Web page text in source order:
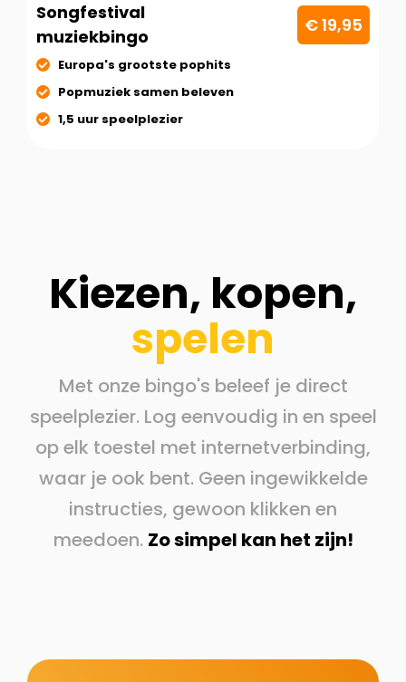
Songfestival
muziekbingo
€ 19,95
Europa's grootste pophits
Popmuziek samen beleven
1,5 uur speelplezier
Kiezen, kopen,
spelen
Met onze bingo's beleef je direct
speelplezier. Log eenvoudig in en speel
op elk toestel met internetverbinding,
waar je ook bent. Geen ingewikkelde
instructies, gewoon klikken en
meedoen. Zo simpel kan het zijn!